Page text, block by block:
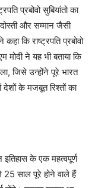
प्रबोवो सुबियांतो का
और सम्मान जैसी
कि राष्ट्रपति प्रबोवो
मोदी ने यह भी बताया कि
जिसे उन्होंने पूरे भारत
देशों के मजबूत रिश्तों का
के एक महत्वपूर्ण
साल पूरे होने वाले हैं